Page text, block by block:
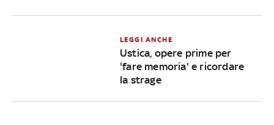
LEGGI ANCHE
Ustica, opere prime per
'fare memoria' e ricordare
la strage